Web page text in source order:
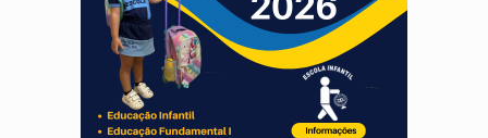
BR-364:Polícia apreende mais de uma tonelada de drogas em fundo
EMOCIONE: PRESENTES: Confira os sorteados na promoção
VOVÔ LADRÃO: Idoso é filmado furtando bicicleta na frente